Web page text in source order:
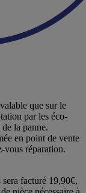
que sur le
par les éco-
la panne.
en point de vente
vous réparation.
facturé 19,90€,